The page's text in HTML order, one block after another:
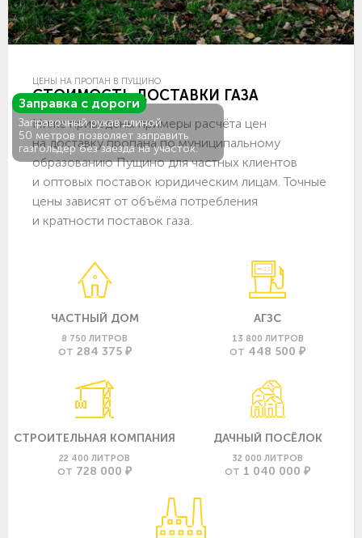
Заправка с дороги
Заправочный рукав длиной
50 метров позволяет заправить
газгольдер без заезда на участок.
ЦЕНЫ НА ПРОПАН В ПУЩИНО
СТОИМОСТЬ ДОСТАВКИ ГАЗА
Ниже приведены примеры расчёта цен
на доставку пропана по муниципальному
образованию Пущино для частных клиентов
и оптовых поставок юридическим лицам. Точные
цены зависят от объёма потребления
и кратности поставок газа.
ЧАСТНЫЙ ДОМ
8 750 ЛИТРОВ
ОТ 284 375 ₽
АГЗС
13 800 ЛИТРОВ
ОТ 448 500 ₽
СТРОИТЕЛЬНАЯ КОМПАНИЯ
22 400 ЛИТРОВ
ОТ 728 000 ₽
ДАЧНЫЙ ПОСЁЛОК
32 000 ЛИТРОВ
ОТ 1 040 000 ₽